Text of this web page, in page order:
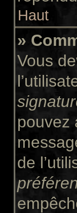
Haut
»
Vous
pouvez
de